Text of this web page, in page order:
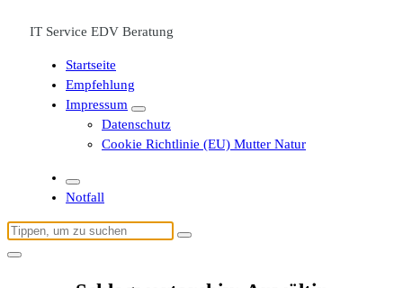
IT Service EDV Beratung
Startseite
Empfehlung
Impressum
Datenschutz
Cookie Richtlinie (EU) Mutter Natur
Notfall
Suchen
nach: